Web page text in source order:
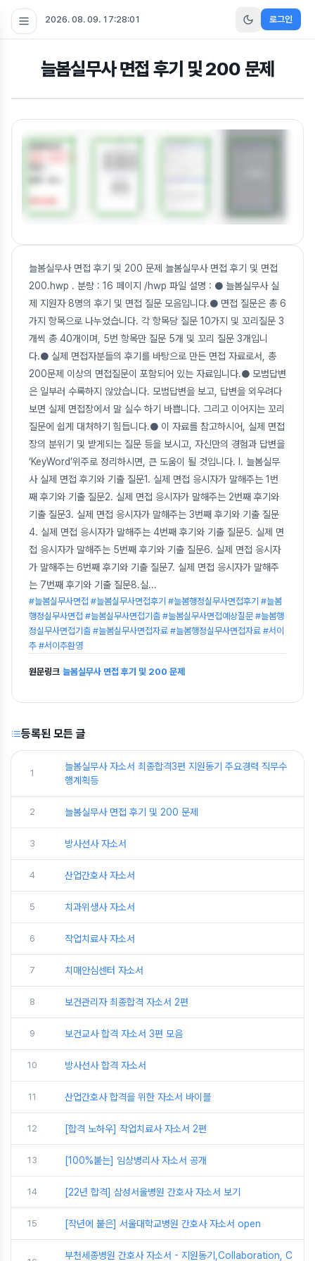
2026. 08. 09. 17:28:01 로그인
늘봄실무사 면접 후기 및 200 문제
늘봄실무사 면접 후기 및 200 문제 늘봄실무사 면접 후기 및 면접
200.hwp . 분량 : 16 페이지 /hwp 파일 설명 : ● 늘봄실무사 실
제 지원자 8명의 후기 및 면접 질문 모음입니다.● 면접 질문은 총 6
가지 항목으로 나누었습니다. 각 항목당 질문 10가지 및 꼬리질문 3
개씩 총 40개이며, 5번 항목만 질문 5개 및 꼬리 질문 3개입니
다.● 실제 면접자분들의 후기를 바탕으로 만든 면접 자료로서, 총
200문제 이상의 면접질문이 포함되어 있는 자료입니다.● 모범답변
은 일부러 수록하지 않았습니다. 모범답변을 보고, 답변을 외우려다
보면 실제 면접장에서 말 실수 하기 바쁩니다. 그리고 이어지는 꼬리
질문에 쉽게 대처하기 힘듭니다.● 이 자료를 참고하시어, 실제 면접
장의 분위기 및 받게되는 질문 등을 보시고, 자신만의 경험과 답변을
‘KeyWord’위주로 정리하시면, 큰 도움이 될 것입니다. Ⅰ. 늘봄실무
사 실제 면접 후기와 기출 질문1. 실제 면접 응시자가 말해주는 1번
째 후기와 기출 질문2. 실제 면접 응시자가 말해주는 2번째 후기와
기출 질문3. 실제 면접 응시자가 말해주는 3번째 후기와 기출 질문
4. 실제 면접 응시자가 말해주는 4번째 후기와 기출 질문5. 실제 면
접 응시자가 말해주는 5번째 후기와 기출 질문6. 실제 면접 응시자
가 말해주는 6번째 후기와 기출 질문7. 실제 면접 응시자가 말해주
는 7번째 후기와 기출 질문8.실...
#늘봄실무사면접 #늘봄실무사면접후기 #늘봄행정실무사면접후기 #늘봄
행정실무사면접 #늘봄실무사면접기출 #늘봄실무사면접예상질문 #늘봄행
정실무사면접기출 #늘봄실무사면접자료 #늘봄행정실무사면접자료 #서이
추 #서이추환영
원문링크 늘봄실무사 면접 후기 및 200 문제
등록된 모든 글
1
늘봄실무사 자소서 최종합격3편 지원동기 주요경력 직무수
행계획등
2 늘봄실무사 면접 후기 및 200 문제
3 방사선사 자소서
4 산업간호사 자소서
5 치과위생사 자소서
6 작업치료사 자소서
7 치매안심센터 자소서
8 보건관리자 최종합격 자소서 2편
9 보건교사 합격 자소서 3편 모음
10 방사선사 합격 자소서
11 산업간호사 합격을 위한 자소서 바이블
12 [합격 노하우] 작업치료사 자소서 2편
13 [100%붙는] 임상병리사 자소서 공개
14 [22년 합격] 삼성서울병원 간호사 자소서 보기
15 [작년에 붙은] 서울대학교병원 간호사 자소서 open
부천세종병원 간호사 자소서 - 지원동기,Collaboration, C